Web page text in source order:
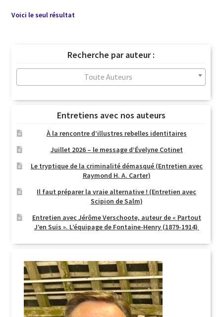
Voici le seul résultat
Recherche par auteur :
Toute Auteurs
Entretiens avec nos auteurs
À la rencontre d’illustres rebelles identitaires
Juillet 2026 – le message d’Évelyne Cotinet
Le tryptique de la criminalité démasqué (Entretien avec
Raymond H. A. Carter)
Il faut préparer la vraie alternative ! (Entretien avec
Scipion de Salm)
Entretien avec Jérôme Verschoote, auteur de « Partout
J’en Suis ». L’équipage de Fontaine-Henry (1879-1914)